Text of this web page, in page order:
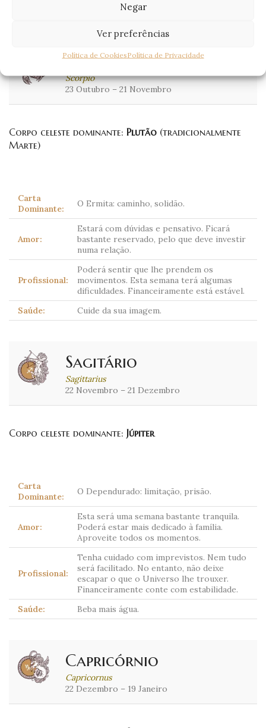
Negar
Ver preferências
Política de CookiesPolítica de Privacidade
Falta de força anímica.
Escorpião
Scorpio
23 Outubro – 21 Novembro
Corpo celeste dominante: Plutão (tradicionalmente
Marte)
Carta
Dominante:
O Ermita: caminho, solidão.
Amor:
Estará com dúvidas e pensativo. Ficará
bastante reservado, pelo que deve investir
numa relação.
Profissional:
Poderá sentir que lhe prendem os
movimentos. Esta semana terá algumas
dificuldades. Financeiramente está estável.
Saúde:
Cuide da sua imagem.
Sagitário
Sagittarius
22 Novembro – 21 Dezembro
Corpo celeste dominante: Júpiter
Carta
Dominante:
O Dependurado: limitação, prisão.
Amor:
Esta será uma semana bastante tranquila.
Poderá estar mais dedicado à família.
Aproveite todos os momentos.
Profissional:
Tenha cuidado com imprevistos. Nem tudo
será facilitado. No entanto, não deixe
escapar o que o Universo lhe trouxer.
Financeiramente conte com estabilidade.
Saúde:
Beba mais água.
Capricórnio
Capricornus
22 Dezembro – 19 Janeiro